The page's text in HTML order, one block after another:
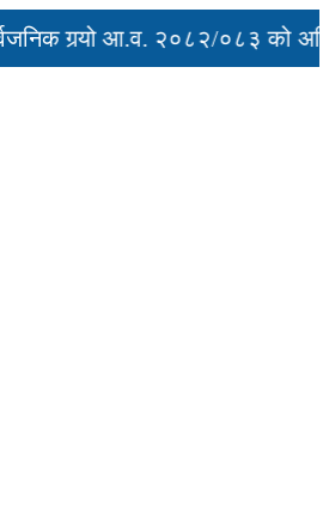
गर्‍यो आ.व. २०८२/०८३ को अन्तिम